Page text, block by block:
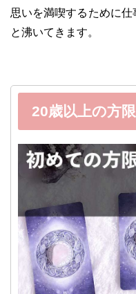
思いを満喫するために
と沸いてきます。
20歳以上の方